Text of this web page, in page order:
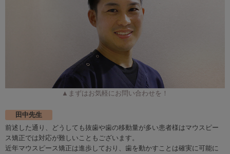
▲まずはお気軽にお問い合わせを！
田中先生
前述した通り、どうしても抜歯や歯の移動量が多い患者様はマウスピー
ス矯正では対応が難しいこともございます。
近年マウスピース矯正は進歩しており、歯を動かすことは確実に可能に